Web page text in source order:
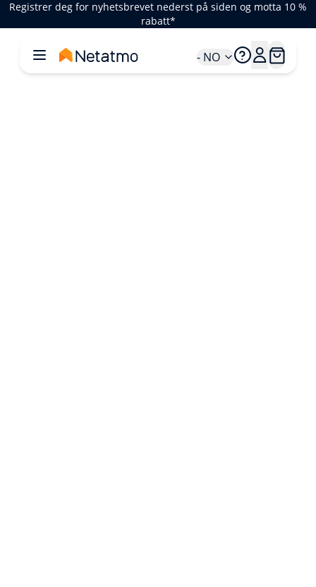
Registrer deg for nyhetsbrevet nederst på siden og motta 10 %
rabatt*
- NO